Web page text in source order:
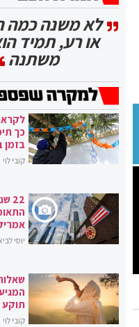
לא משנה כמה
או רע, תמיד
משתנה
כך
בזמן
קובי לוי
22
יוסי
תוקע
קובי לוי